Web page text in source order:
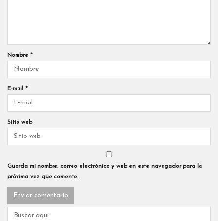
Nombre *
E-mail *
Sitio web
Guarda mi nombre, correo electrónico y web en este navegador para la
próxima vez que comente.